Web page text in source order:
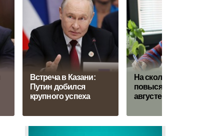
Встреча в Казани:
Путин добился
крупного успеха
На сколько и кому
повысят пенсии в
августе 2026 года